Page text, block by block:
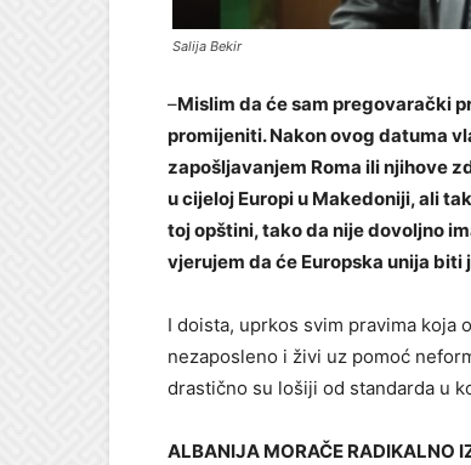
Salija Bekir
–Mislim da će sam pregovarački
promijeniti. Nakon ovog datuma
zapošljavanjem Roma ili njihove
u cijeloj Europi u Makedoniji, ali
toj opštini, tako da nije dovoljno
vjerujem da će Europska unija biti
I doista, uprkos svim pravima koja
nezaposleno i živi uz pomoć
drastično su lošiji od standarda u
ALBANIJA MORAČE RADIKALNO